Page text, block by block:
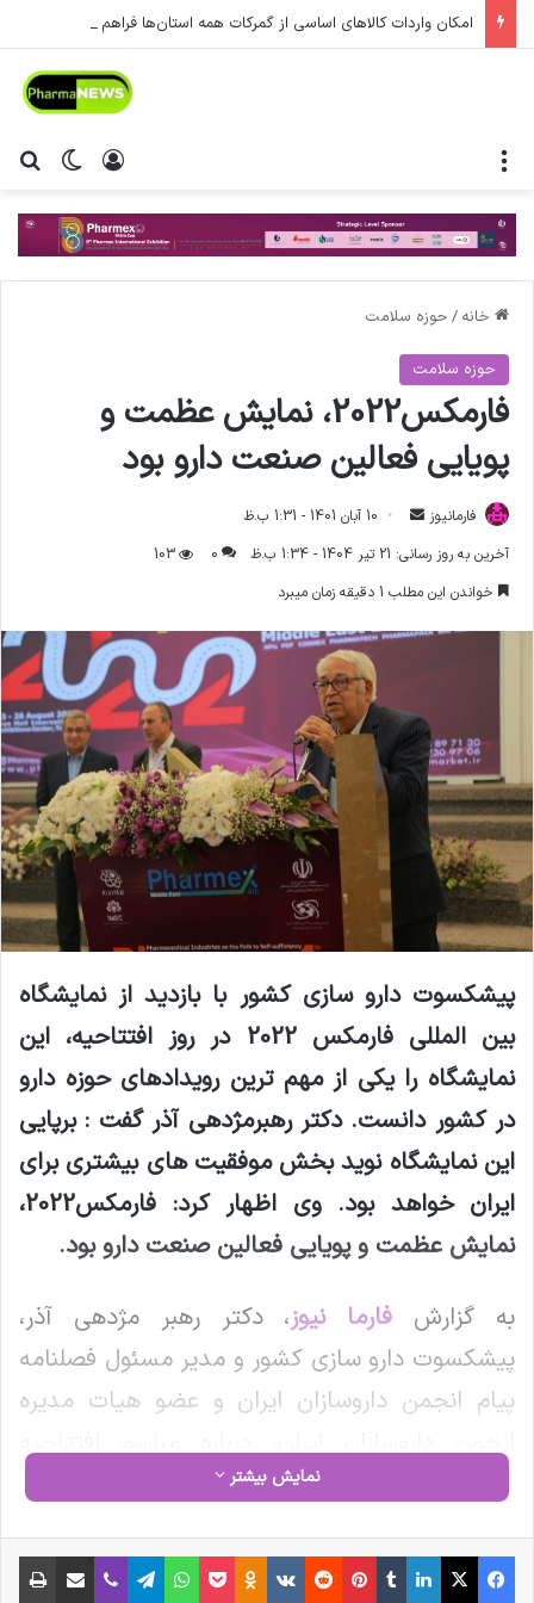
امکان واردات کالاهای اساسی از گمرکات همه استان‌ها فراهم شد.
تغییر ورود
خانه / حوزه سلامت
حوزه سلامت
فارمکس2022، نمایش عظمت و
پویایی فعالین صنعت دارو بود
فارمانیوز
ا
ل
م
ی
ل
10 آبان 1401 - 1:31 ب.ظ
آخرین به روز رسانی: 21 تیر 1404 - 1:34 ب.ظ
0
103
خواندن این مطلب 1 دقیقه زمان میبرد
پیشکسوت دارو سازی کشور با بازدید از نمایشگاه
بین المللی فارمکس 2022 در روز افتتاحیه، این
نمایشگاه را یکی از مهم ترین رویدادهای حوزه دارو
در کشور دانست. دکتر رهبرمژدهی آذر گفت : برپایی
این نمایشگاه نوید بخش موفقیت های بیشتری برای
ایران خواهد بود. وی اظهار کرد: فارمکس2022،
نمایش عظمت و پویایی فعالین صنعت دارو بود.
به گزارش فارما نیوز، دکتر رهبر مژدهی آذر،
پیشکسوت دارو سازی کشور و مدیر مسئول فصلنامه
پیام انجمن داروسازان ایران و عضو هیات مدیره
نمایشگاه بین المللی فارمکس2022، گفت: «تصور
تصویر دیگری پیدا نمودم! بنده یکی دو نمایشگاه در
نمایش بیشتر
فیس بوک X لینکدین ‫تامبلر ‫پین‌ترست ‫رددیت ‫VKontakte
‫Odnoklassniki پاکت واتس آپ تلگرام وایبر اشتراک گذاری از طریق ایمیل